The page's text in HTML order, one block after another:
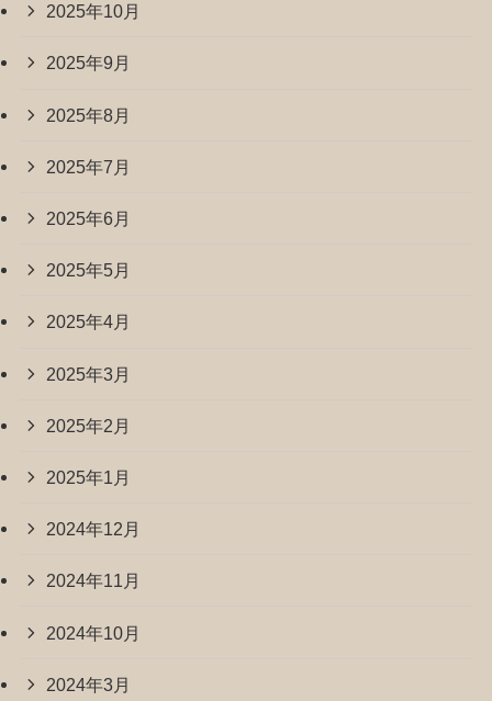
2025年10月
2025年9月
2025年8月
2025年7月
2025年6月
2025年5月
2025年4月
2025年3月
2025年2月
2025年1月
2024年12月
2024年11月
2024年10月
2024年3月